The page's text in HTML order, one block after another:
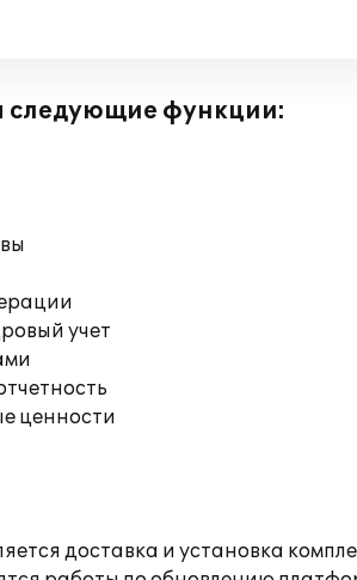
следующие функции:
учет
ценности
доставка и установка